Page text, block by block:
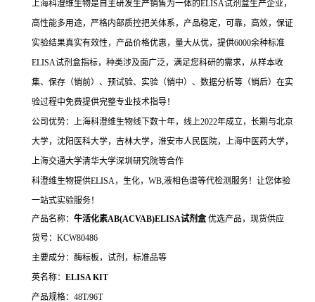
上海科澄维生物是自主研发生产销售为一体的ELISA试剂盒生产企业，
高性能多用途，严格内部质控把关体系，产品稳定，可靠，高效，保证
实验结果真实有效性，产品价格优惠，量大从优，提供6000余种标准
ELISA试剂盒指标，种类涉及面广泛，满足您科研的需求，从样本收
集、保存（销前）、预试验、实验（销中）、数据分析等（销后）在实
验过程中免费提供完整专业技术指导！
公司优势：上海科澄维生物线下数十年，线上2022年成立，长期与北京
大学，沈阳医科大学，吉林大学，淮安市人民医院，上海中医药大学，
上海交通大学清华大学深圳研究院等合作
科澄维生物提供ELISA，生化，WB,液相色谱等代检测服务！让您体验
一站式实验服务！
产品名称： 牛活化素AB(ACVAB)ELISA试剂盒 优选产品，现货供应
货号：KCW80486
主要成分：酶标板，试剂，标准品等
英名称： ELISA KIT
产品规格：48T/96T